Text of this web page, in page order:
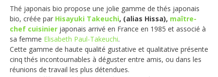
Thé japonais bio propose une jolie gamme de thés japonais
bio, créée par Hisayuki Takeuchi, (alias Hissa), maître-
chef cuisinier japonais arrivé en France en 1985 et associé à
sa femme Elisabeth Paul-Takeuchi.
Cette gamme de haute qualité gustative et qualitative présente
cinq thés incontournables à déguster entre amis, ou dans les
réunions de travail les plus détendues.